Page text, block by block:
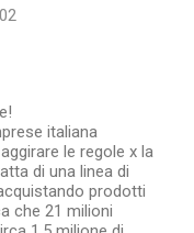
italiana
le regole x la
di una linea di
prodotti
che 21 milioni